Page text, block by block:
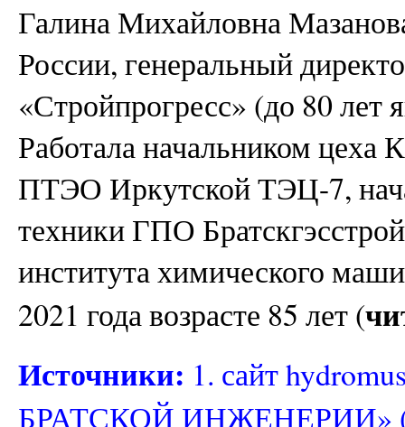
Галина Михайловна
России, генеральный
«Стройпрогресс» (до 80 лет
Работала начальником
ПТЭО Иркутской ТЭЦ-7,
техники ГПО
института химического
2021 года возрасте 85 лет (
Источники: 1. сайт
БРАТСКОЙ ИНЖЕНЕРИИ»